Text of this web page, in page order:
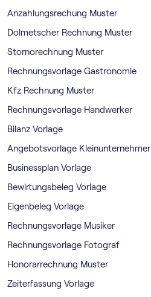
Anzahlungsrechung Muster
Dolmetscher Rechnung Muster
Stornorechnung Muster
Rechnungsvorlage Gastronomie
Kfz Rechnung Muster
Rechnungsvorlage Handwerker
Bilanz Vorlage
Angebotsvorlage Kleinunternehmer
Businessplan Vorlage
Bewirtungsbeleg Vorlage
Eigenbeleg Vorlage
Rechnungsvorlage Musiker
Rechnungsvorlage Fotograf
Honorarrechnung Muster
Zeiterfassung Vorlage